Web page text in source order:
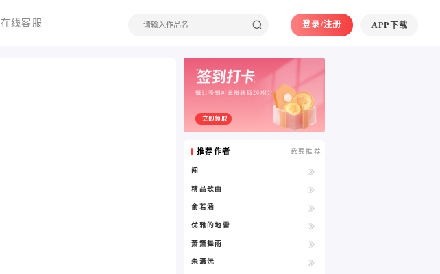
在线客服 登录/注册 APP下载
每日签到可直接获取20积分
立即领取
推荐作者 我要推荐
闯
精品歌曲
俞若涵
优雅的地雷
萧箫舞雨
朱潇沅